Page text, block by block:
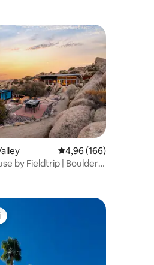
recenzji: 374
Średnia ocena: 4,96
4,96 (166)
by Fieldtrip | Boulders
z kategorii Wybór gości